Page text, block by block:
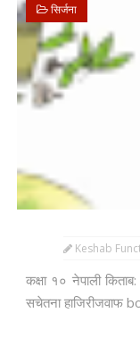
सिर्जना
Keshab
कक्षा १० नेपाली
सचेतना